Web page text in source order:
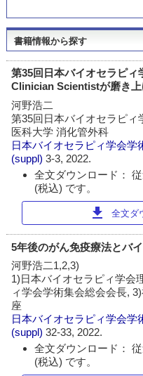
書籍情報から探す
第35回日本バイオセラピィ
Clinician Scientistが磨き
河野浩二
第35回日本バイオセラピィ
医科大学 消化管外科
日本バイオセラピィ学会学
(suppl)3-3, 2022.
全文ダウンロード：
(税込) です。
download 全文ダ
5年後のがん免疫療法とバ
河野浩二1,2,3)
1)日本バイオセラピィ学会
ィ学会学術集会総会会長,
座
日本バイオセラピィ学会学
(suppl)32-33, 2022.
全文ダウンロード：
(税込) です。